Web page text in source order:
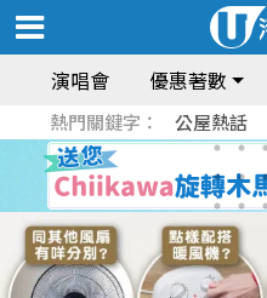
演唱會 優惠著數
熱門關鍵字： 公屋熱話